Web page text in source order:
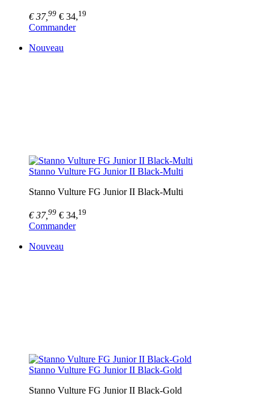
€ 37, 99 € 34,19
Commander
Nouveau
Stanno Vulture FG Junior II Black-Multi
Stanno Vulture FG Junior II Black-Multi
€ 37, 99 € 34,19
Commander
Nouveau
Stanno Vulture FG Junior II Black-Gold
Stanno Vulture FG Junior II Black-Gold